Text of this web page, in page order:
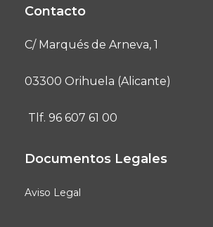
Contacto
C/ Marqués de Arneva, 1
03300 Orihuela (Alicante)
Tlf. 96 607 61 00
Documentos Legales
Aviso Legal